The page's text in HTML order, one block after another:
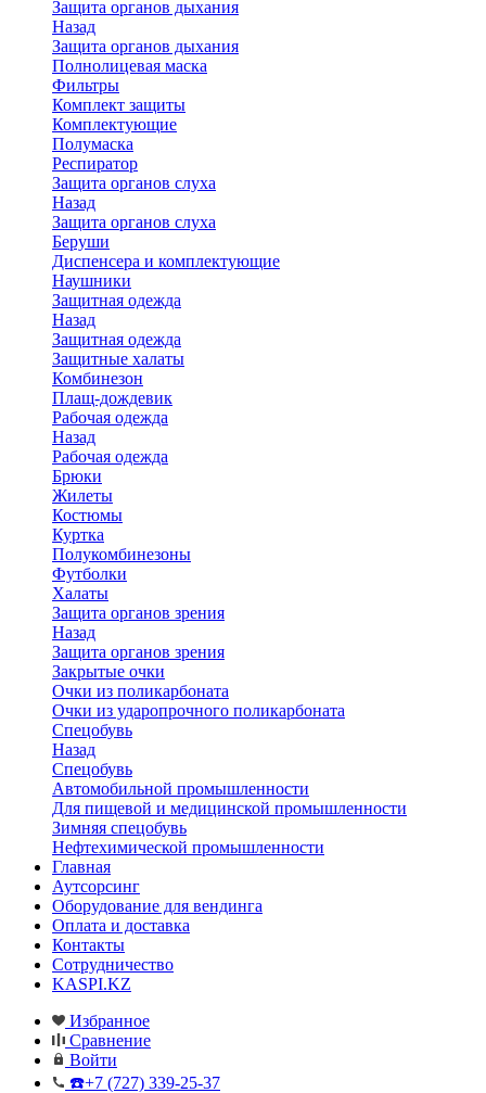
Защита органов дыхания
Назад
Защита органов дыхания
Полнолицевая маска
Фильтры
Комплект защиты
Комплектующие
Полумаска
Респиратор
Защита органов слуха
Назад
Защита органов слуха
Беруши
Диспенсера и комплектующие
Наушники
Защитная одежда
Назад
Защитная одежда
Защитные халаты
Комбинезон
Плащ-дождевик
Рабочая одежда
Назад
Рабочая одежда
Брюки
Жилеты
Костюмы
Куртка
Полукомбинезоны
Футболки
Халаты
Защита органов зрения
Назад
Защита органов зрения
Закрытые очки
Очки из поликарбоната
Очки из ударопрочного поликарбоната
Спецобувь
Назад
Спецобувь
Автомобильной промышленности
Для пищевой и медицинской промышленности
Зимняя спецобувь
Нефтехимической промышленности
Главная
Аутсорсинг
Оборудование для вендинга
Оплата и доставка
Контакты
Сотрудничество
KASPI.KZ
Избранное
Сравнение
Войти
☎️+7 (727) 339-25-37